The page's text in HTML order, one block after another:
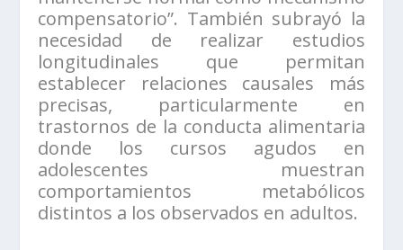
compensatorio”. También subrayó la
necesidad de realizar estudios
longitudinales que permitan
establecer relaciones causales más
precisas, particularmente en
trastornos de la conducta alimentaria
donde los cursos agudos en
adolescentes muestran
comportamientos metabólicos
distintos a los observados en adultos.